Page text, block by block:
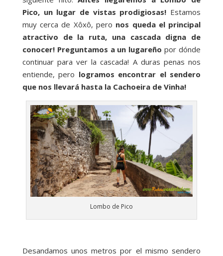
Pico, un lugar de vistas prodigiosas! Estamos
muy cerca de Xôxô, pero nos queda el principal
atractivo de la ruta, una cascada digna de
conocer! Preguntamos a un lugareño por dónde
continuar para ver la cascada! A duras penas nos
entiende, pero logramos encontrar el sendero
que nos llevará hasta la Cachoeira de Vinha!
Lombo de Pico
Desandamos unos metros por el mismo sendero